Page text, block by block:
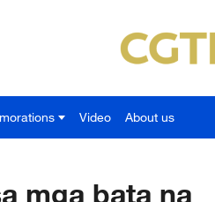
Video About us
mga bata na